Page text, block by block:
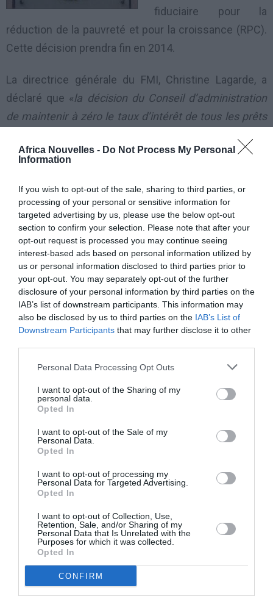
Africa Nouvelles - Do Not Process My Personal
Information
If you wish to opt-out of the sale, sharing to third parties, or
processing of your personal or sensitive information for
targeted advertising by us, please use the below opt-out
section to confirm your selection. Please note that after your
opt-out request is processed you may continue seeing
interest-based ads based on personal information utilized by
us or personal information disclosed to third parties prior to
your opt-out. You may separately opt-out of the further
disclosure of your personal information by third parties on the
IAB’s list of downstream participants. This information may
also be disclosed by us to third parties on the IAB’s List of
Downstream Participants that may further disclose it to other
Personal Data Processing Opt Outs
I want to opt-out of the Sharing of my
personal data.
Opted In
I want to opt-out of the Sale of my
Personal Data.
Opted In
I want to opt-out of processing my
Personal Data for Targeted Advertising.
Opted In
I want to opt-out of Collection, Use,
Retention, Sale, and/or Sharing of my
Personal Data that Is Unrelated with the
Purposes for which it was collected.
Opted In
CONFIRM
fiduciaire pour la
réduction de la pauvreté et pour la croissance (RPC).
Cette décision prendra fin en 2014.
La directrice générale du FMI, Christine Lagarde, a
déclaré que «la décision du Conseil d’administration
de maintenir à zéro le taux d’intérêt de tous les prêts
supplémentaires témoigne du souci du FMI de
revenu comme il le fait depuis l’éclatement de la crise
économique mondiale en 2008».
C’est la deuxième fois que les prêts à intérêt zéro
sont reconduits. Après la première revue bisannuelle
du mécanisme de taux d’intérêt du Fonds fiduciaire
RPC en décembre 2011, le FMI a décidé que, compte
tenu des aléas négatifs considérables qui pesaient
sur les perspectives économiques mondiales, il était
légitime de reconduire pour un an, jusqu’à fin 2012, le
taux d’intérêt zéro sur les prêts concessionnels.
Le même rapport rappelle que la reconduction des
prises récemment par le FMI pour renforcer les prêts
en faveur des pays pauvres. Ces mesures consistent
notamment en une augmentation des ressources, un
relèvement des plafonds d’emprunt et
font suite à la révision générale des programmes de
soutien du Fmi en faveur des pays à faible revenu, qui
a eu lieu au milieu de 2009 et qui a créé un nouveau
cadre pour l’octroi de prêts aux pays les plus pauvres,